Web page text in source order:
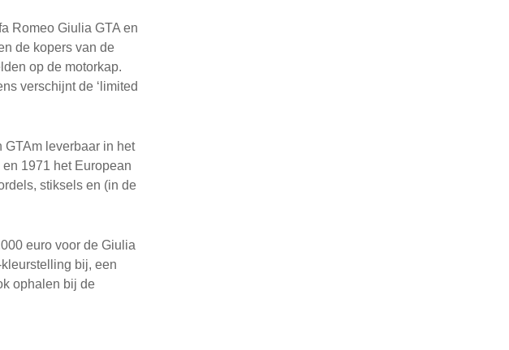
Romeo Giulia GTA en
de kopers van de
op de motorkap.
verschijnt de ‘limited
leverbaar in het
1971 het European
stiksels en (in de
euro voor de Giulia
bij, een
ophalen bij de